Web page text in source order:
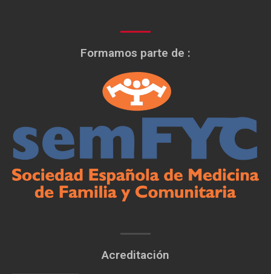
Formamos parte de :
Acreditación